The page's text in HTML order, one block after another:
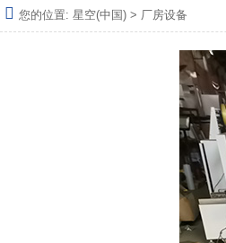
您的位置: 星空(中国) > 厂房设备